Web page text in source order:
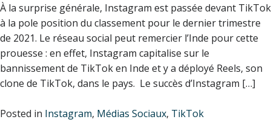
À la surprise générale, Instagram est passée devant TikTok
à la pole position du classement pour le dernier trimestre
de 2021. Le réseau social peut remercier l’Inde pour cette
prouesse : en effet, Instagram capitalise sur le
bannissement de TikTok en Inde et y a déployé Reels, son
clone de TikTok, dans le pays. Le succès d’Instagram […]
Posted in Instagram, Médias Sociaux, TikTok